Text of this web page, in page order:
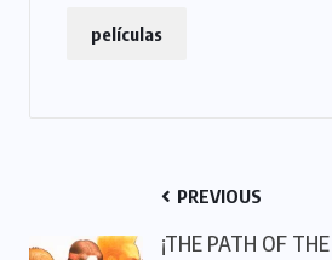
películas
PREVIOUS
¡THE PATH OF